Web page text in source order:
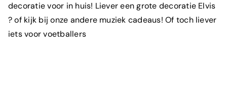
decoratie voor in huis! Liever eengrote decoratie Elvis
? of kijk bij onze andere muziek cadeaus! Of toch liever
iets voorvoetballers